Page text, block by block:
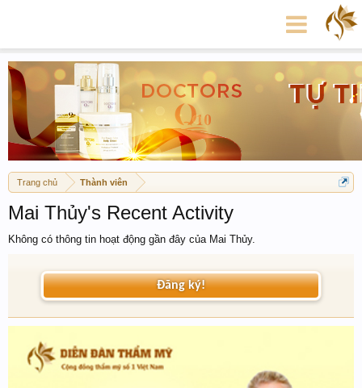
Trang chủ Thành viên
Mai Thủy's Recent Activity
Không có thông tin hoạt động gần đây của Mai Thủy.
Đăng ký!